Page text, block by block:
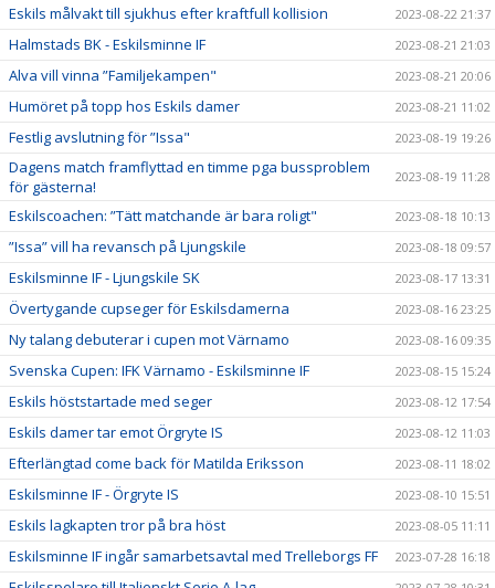
Eskils målvakt till sjukhus efter kraftfull kollision 2023-08-22 21:37
Halmstads BK - Eskilsminne IF 2023-08-21 21:03
Alva vill vinna ”Familjekampen" 2023-08-21 20:06
Humöret på topp hos Eskils damer 2023-08-21 11:02
Festlig avslutning för ”Issa" 2023-08-19 19:26
Dagens match framflyttad en timme pga bussproblem
för gästerna!
2023-08-19 11:28
Eskilscoachen: ”Tätt matchande är bara roligt" 2023-08-18 10:13
”Issa” vill ha revansch på Ljungskile 2023-08-18 09:57
Eskilsminne IF - Ljungskile SK 2023-08-17 13:31
Övertygande cupseger för Eskilsdamerna 2023-08-16 23:25
Ny talang debuterar i cupen mot Värnamo 2023-08-16 09:35
Svenska Cupen: IFK Värnamo - Eskilsminne IF 2023-08-15 15:24
Eskils höststartade med seger 2023-08-12 17:54
Eskils damer tar emot Örgryte IS 2023-08-12 11:03
Efterlängtad come back för Matilda Eriksson 2023-08-11 18:02
Eskilsminne IF - Örgryte IS 2023-08-10 15:51
Eskils lagkapten tror på bra höst 2023-08-05 11:11
Eskilsminne IF ingår samarbetsavtal med Trelleborgs FF 2023-07-28 16:18